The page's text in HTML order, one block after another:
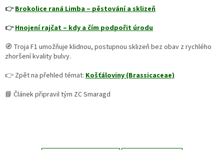
👉Brokolice raná Limba – pěstování a sklizeň
👉Hnojení rajčat – kdy a čím podpořit úrodu
🧭 Troja F1 umožňuje klidnou, postupnou sklizeň bez obav z rychlého
zhoršení kvality bulvy.
👉 Zpět na přehled témat: Košťáloviny (Brassicaceae)
📘 Článek připravil tým ZC Smaragd